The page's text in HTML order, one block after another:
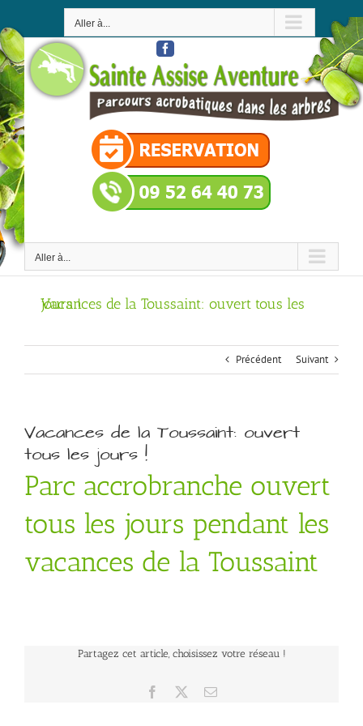
contenu
Aller à...
Facebook
Aller à...
Vacances de la Toussaint: ouvert tous les jours !
Précédent Suivant
Vacances de la Toussaint: ouvert
tous les jours !
Parc accrobranche ouvert
tous les jours pendant les
vacances de la Toussaint
Partagez cet article, choisissez votre réseau !
Facebook Email